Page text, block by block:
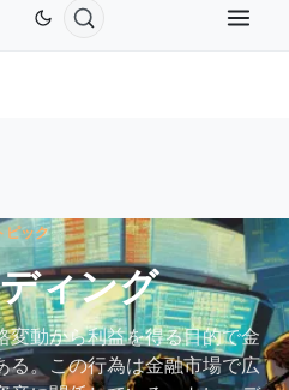
TetherUSDT$0.9991 BNBBNB
ピック
ィング
変動から利益を得る目的で金
る。この行為は金融市場で広